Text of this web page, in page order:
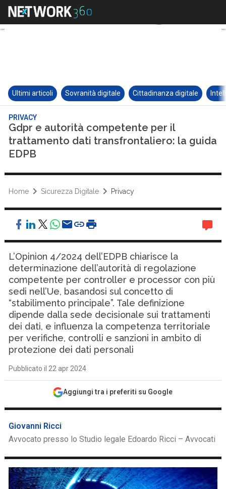
Ultimi articoli Sovranità digitale Cittadinanza digitale
PRIVACY
Gdpr e autorità competente per il
trattamento dati transfrontaliero: la guida
EDPB
Home Sicurezza Digitale Privacy
L’Opinion 4/2024 dell’EDPB chiarisce la
determinazione dell’autorità di regolazione
competente per controller e processor con più
sedi nell’Ue, basandosi sul concetto di
“stabilimento principale”. Tale definizione
dipende dalla sede decisionale sui trattamenti
dei dati, e influenza la competenza territoriale
per verifiche, controlli e sanzioni in ambito di
protezione dei dati personali
Pubblicato il 22 apr 2024
Aggiungi tra i preferiti su Google
Giovanni Ricci
Avvocato presso lo Studio legale Edoardo Ricci – Avvocati